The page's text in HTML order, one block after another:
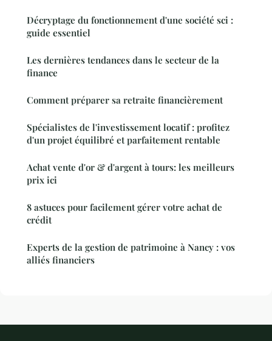
Décryptage du fonctionnement d'une société sci :
guide essentiel
Les dernières tendances dans le secteur de la
finance
Comment préparer sa retraite financièrement
Spécialistes de l'investissement locatif : profitez
d'un projet équilibré et parfaitement rentable
Achat vente d'or & d'argent à tours: les meilleurs
prix ici
8 astuces pour facilement gérer votre achat de
crédit
Experts de la gestion de patrimoine à Nancy : vos
alliés financiers